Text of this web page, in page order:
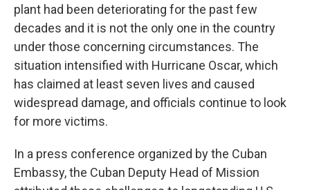
plant had been deteriorating for the past few
decades and it is not the only one in the country
under those concerning circumstances. The
situation intensified with Hurricane Oscar, which
has claimed at least seven lives and caused
widespread damage, and officials continue to look
for more victims.
In a press conference organized by the Cuban
Embassy, the Cuban Deputy Head of Mission